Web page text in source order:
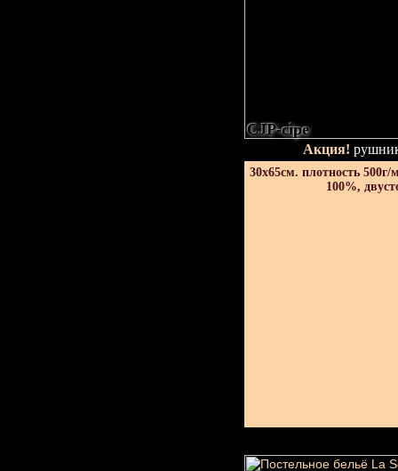
CJP-сіре
Акция!
30х65см. плотность 500г/
100%,